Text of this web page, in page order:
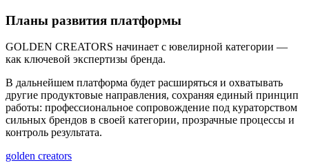
Планы развития платформы
GOLDEN CREATORS начинает с ювелирной категории —
как ключевой экспертизы бренда.
В дальнейшем платформа будет расширяться и охватывать
другие продуктовые направления, сохраняя единый принцип
работы: профессиональное сопровождение под кураторством
сильных брендов в своей категории, прозрачные процессы и
контроль результата.
golden creators